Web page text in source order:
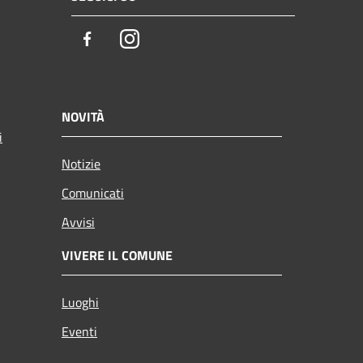
FacebookInstagram
NOVITÀ
Notizie
Comunicati
Avvisi
VIVERE IL COMUNE
Luoghi
Eventi